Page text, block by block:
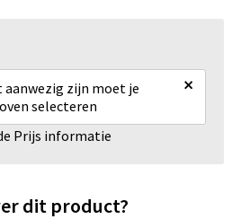
aanwezig zijn moet je
selecteren
×
Prijs informatie
dit product?